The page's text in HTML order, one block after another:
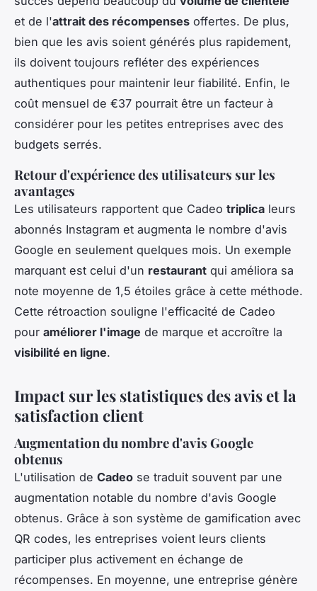
et de l'attrait des récompenses offertes. De plus,
bien que les avis soient générés plus rapidement,
ils doivent toujours refléter des expériences
authentiques pour maintenir leur fiabilité. Enfin, le
coût mensuel de €37 pourrait être un facteur à
considérer pour les petites entreprises avec des
budgets serrés.
Retour d'expérience des utilisateurs sur les
avantages
Les utilisateurs rapportent que Cadeo triplica leurs
abonnés Instagram et augmenta le nombre d'avis
Google en seulement quelques mois. Un exemple
marquant est celui d'un restaurant qui améliora sa
note moyenne de 1,5 étoiles grâce à cette méthode.
Cette rétroaction souligne l'efficacité de Cadeo
pour améliorer l'image de marque et accroître la
visibilité en ligne.
Impact sur les statistiques des avis et la
satisfaction client
Augmentation du nombre d'avis Google
obtenus
L'utilisation de Cadeo se traduit souvent par une
augmentation notable du nombre d'avis Google
obtenus. Grâce à son système de gamification avec
QR codes, les entreprises voient leurs clients
participer plus activement en échange de
récompenses. En moyenne, une entreprise génère